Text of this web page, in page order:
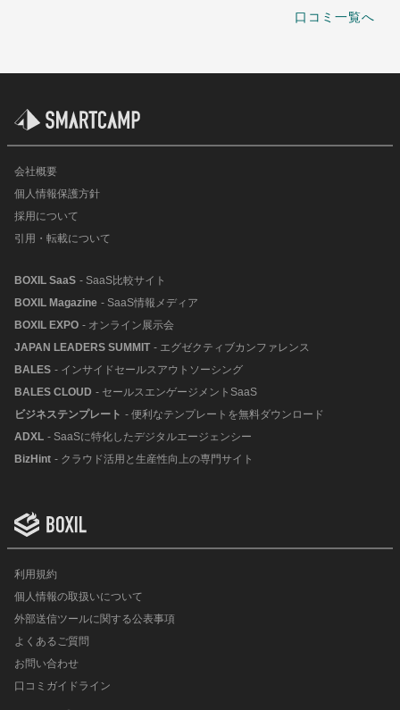
口コミ一覧へ
会社概要
個人情報保護方針
採用について
引用・転載について
BOXIL SaaS - SaaS比較サイト
BOXIL Magazine - SaaS情報メディア
BOXIL EXPO - オンライン展示会
JAPAN LEADERS SUMMIT - エグゼクティブカンファレンス
BALES - インサイドセールスアウトソーシング
BALES CLOUD - セールスエンゲージメントSaaS
ビジネステンプレート - 便利なテンプレートを無料ダウンロード
ADXL - SaaSに特化したデジタルエージェンシー
BizHint - クラウド活用と生産性向上の専門サイト
利用規約
個人情報の取扱いについて
外部送信ツールに関する公表事項
よくあるご質問
お問い合わせ
口コミガイドライン